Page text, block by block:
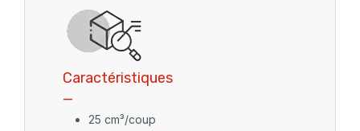
Caractéristiques
_
25 cm³/coup